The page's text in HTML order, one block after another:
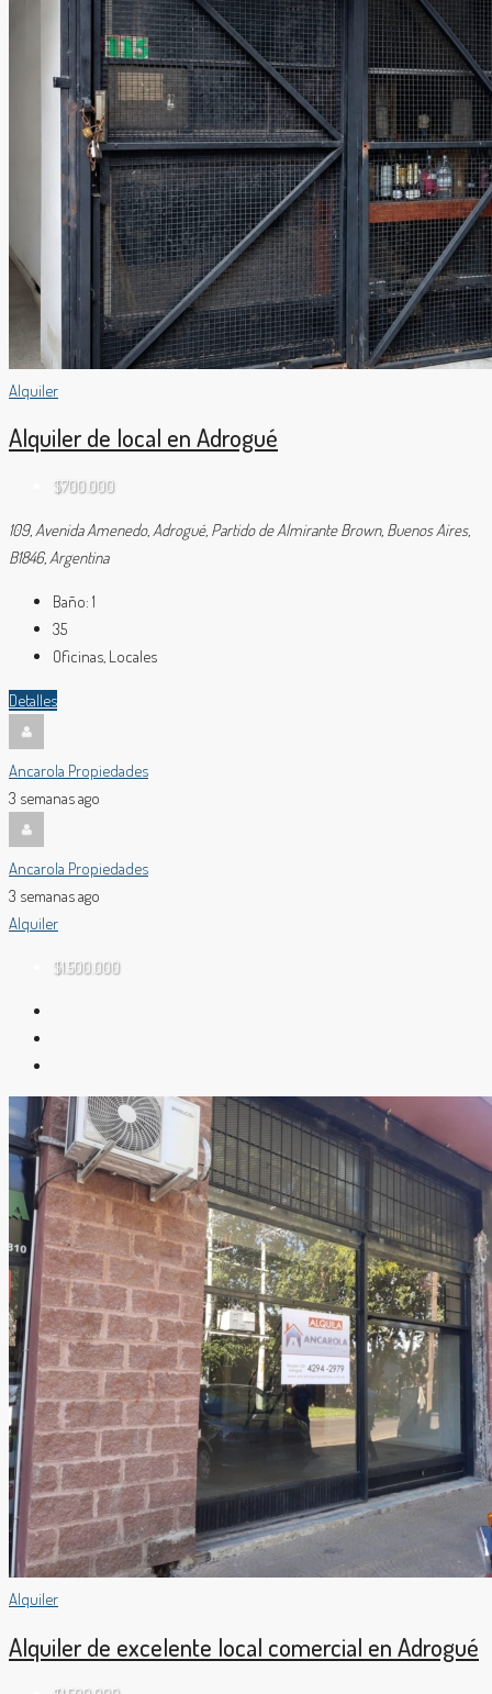
Alquiler
Alquiler de local en Adrogué
$700.000
109, Avenida Amenedo, Adrogué, Partido de Almirante Brown, Buenos Aires,
B1846, Argentina
Baño: 1
35
Oficinas, Locales
Detalles
Ancarola Propiedades
3 semanas ago
Ancarola Propiedades
3 semanas ago
Alquiler
$1.500.000
Alquiler
Alquiler de excelente local comercial en Adrogué